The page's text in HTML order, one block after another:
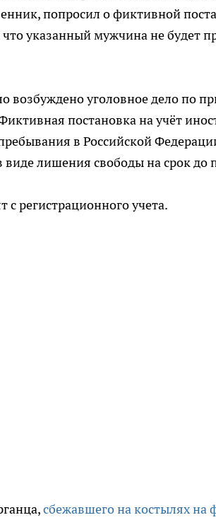
попросил о фиктивной
указанный мужчина не будет
уголовное дело по
постановка на учёт
в Российской
виде лишения свободы на срок до
регистрационного учета.
сбежавшего на костылях на